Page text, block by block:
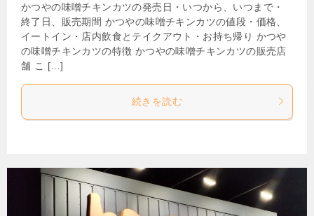
かつやの味噌チキンカツの発売日・いつから、いつまで・
終了日、販売期間 かつやの味噌チキンカツの値段・価格、
イートイン・店内飲食とテイクアウト・お持ち帰り かつや
の味噌チキンカツの特徴 かつやの味噌チキンカツの販売店
舗 こ […]
続きを読む